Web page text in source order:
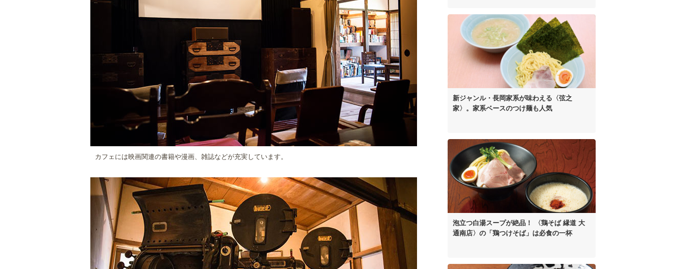
カフェには映画関連の書籍や漫画、雑誌などが充実しています。
新ジャンル・長岡家系が味わえる〈弦之
家〉。 家系ベースのつけ麺も人気
泡立つ白湯スープが絶品！
〈鶏そば 縁道 大
通南店〉の 「鶏つけそば」は必食の一杯